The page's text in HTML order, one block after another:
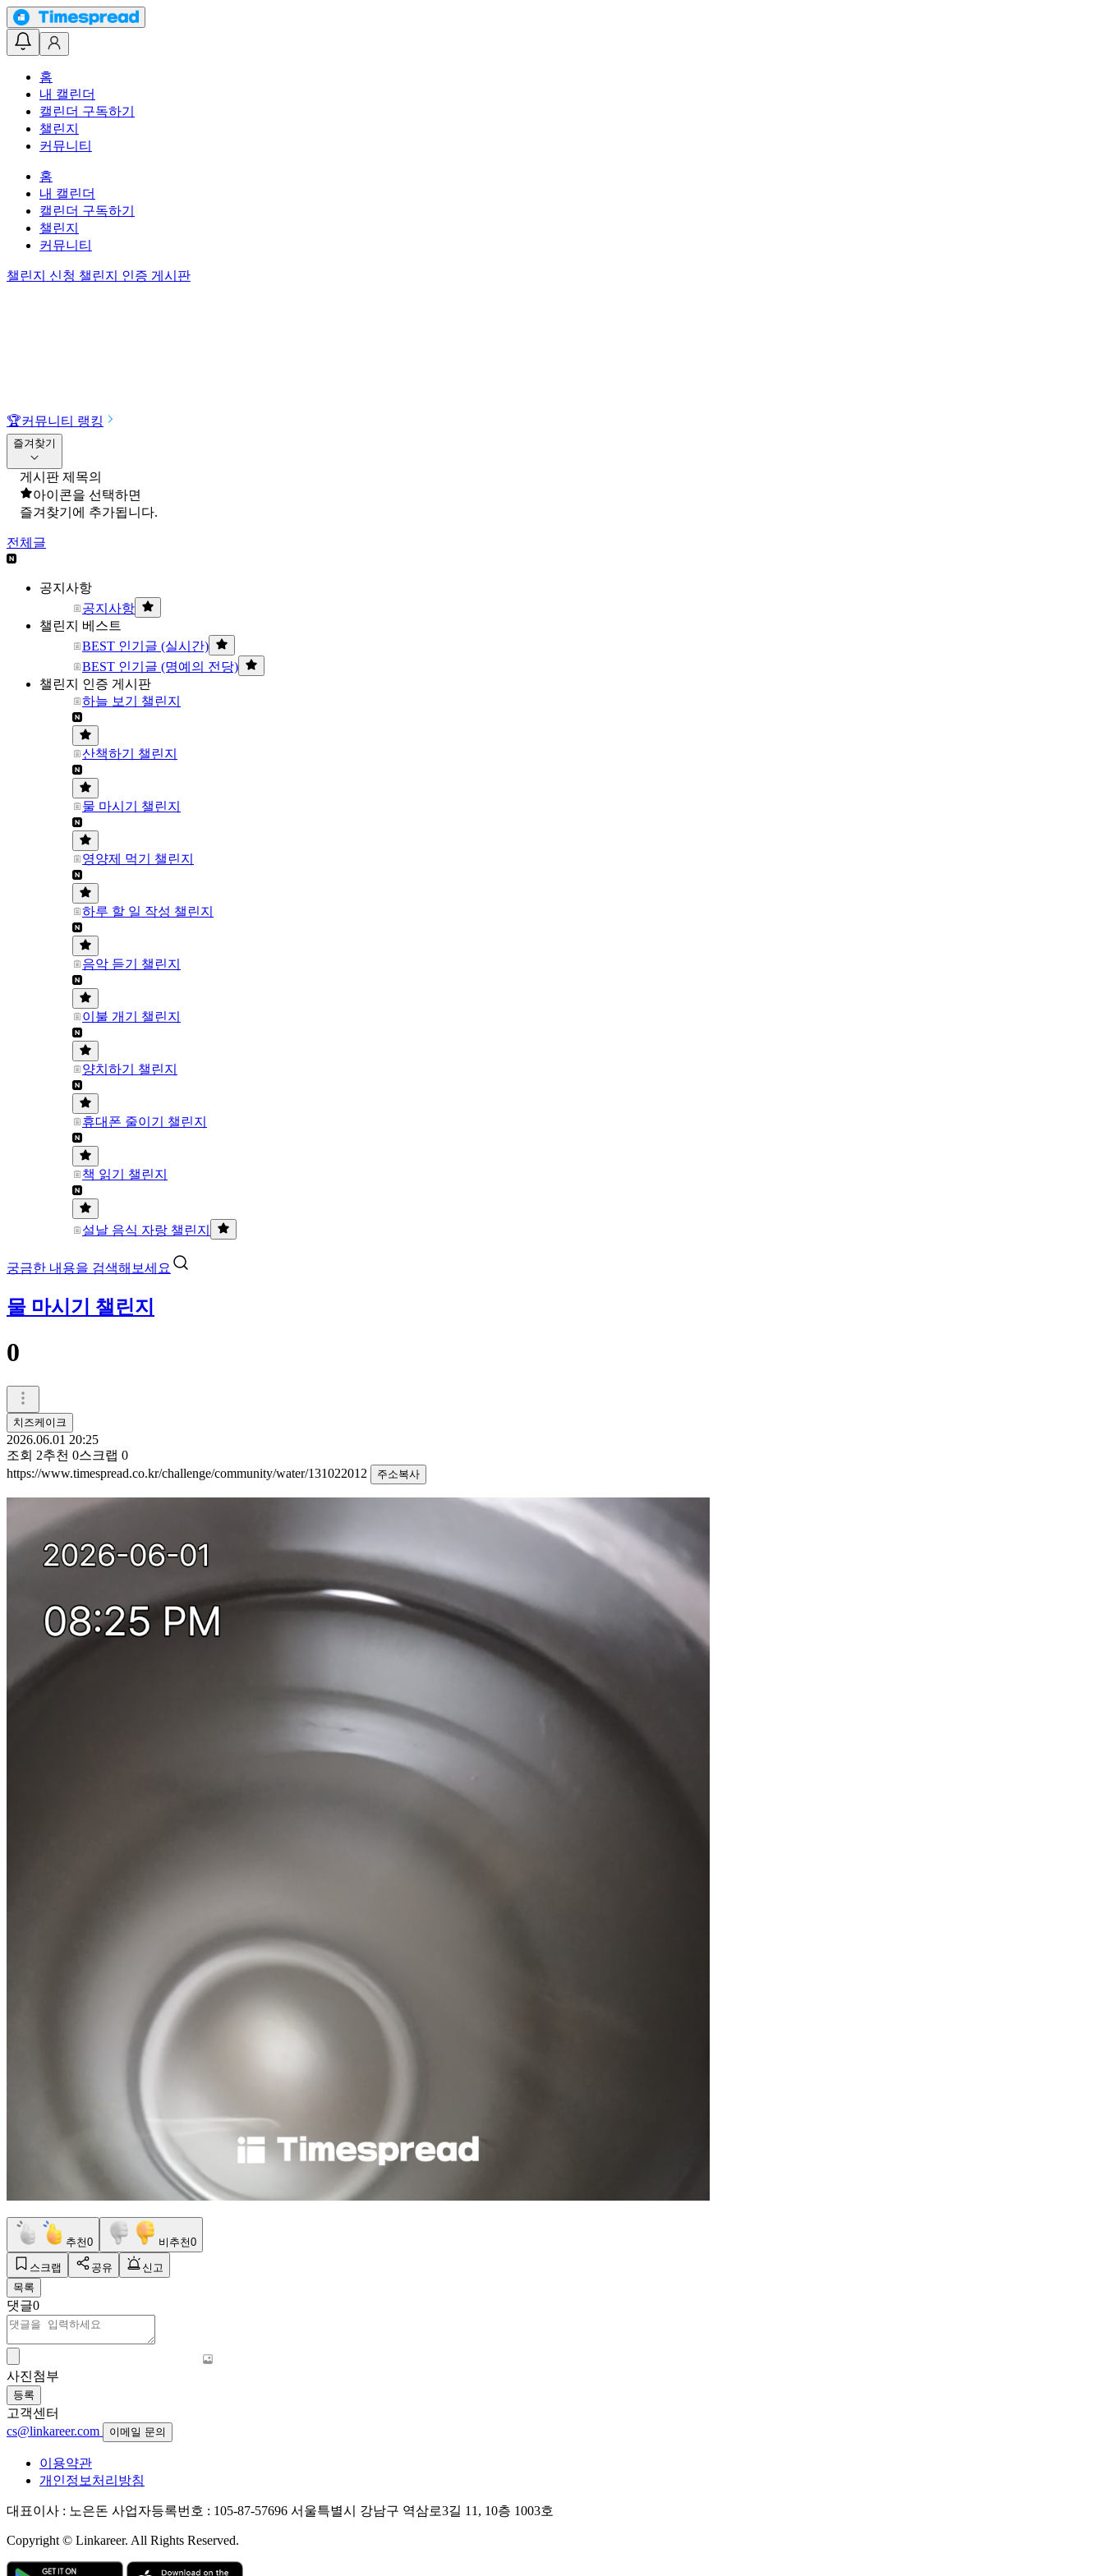
홈
내 캘린더
캘린더 구독하기
챌린지
커뮤니티
홈
내 캘린더
캘린더 구독하기
챌린지
커뮤니티
챌린지 신청 챌린지 인증 게시판
🏆커뮤니티 랭킹
즐겨찾기
게시판 제목의
아이콘을 선택하면
즐겨찾기에 추가됩니다.
전체글
공지사항
공지사항
챌린지 베스트
BEST 인기글 (실시간)
BEST 인기글 (명예의 전당)
챌린지 인증 게시판
하늘 보기 챌린지
산책하기 챌린지
물 마시기 챌린지
영양제 먹기 챌린지
하루 할 일 작성 챌린지
음악 듣기 챌린지
이불 개기 챌린지
양치하기 챌린지
휴대폰 줄이기 챌린지
책 읽기 챌린지
설날 음식 자랑 챌린지
궁금한 내용을 검색해보세요
물 마시기 챌린지
0
치즈케이크
2026.06.01 20:25
조회 2추천 0스크랩 0
https://www.timespread.co.kr/challenge/community/water/131022012
주소복사
추천0 비추천0
스크랩 공유
신고
목록
댓글0
사진첨부
등록
고객센터
cs@linkareer.com
이메일 문의
이용약관
개인정보처리방침
대표이사 : 노은돈 사업자등록번호 : 105-87-57696 서울특별시 강남구 역삼로3길 11, 10층 1003호
Copyright © Linkareer. All Rights Reserved.